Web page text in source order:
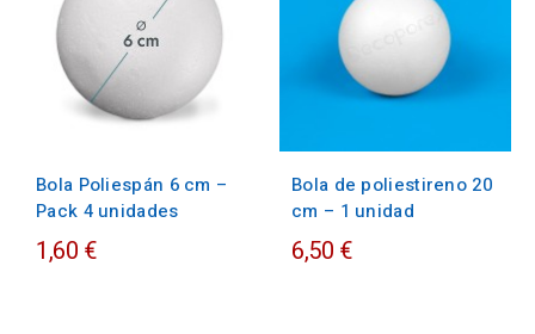
Bola Poliespán 6 cm –
Pack 4 unidades
1,60 €
Bola de poliestireno 20
cm – 1 unidad
6,50 €